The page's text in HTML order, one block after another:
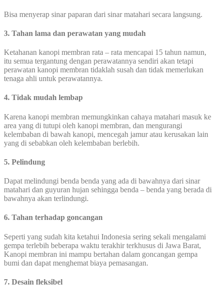
Bisa menyerap sinar paparan dari sinar matahari secara langsung.
3. Tahan lama dan perawatan yang mudah
Ketahanan kanopi membran rata – rata mencapai 15 tahun namun,
itu semua tergantung dengan perawatannya sendiri akan tetapi
perawatan kanopi membran tidaklah susah dan tidak memerlukan
tenaga ahli untuk perawatannya.
4. Tidak mudah lembap
Karena kanopi membran memungkinkan cahaya matahari masuk ke
area yang di tutupi oleh kanopi membran, dan mengurangi
kelembaban di bawah kanopi, mencegah jamur atau kerusakan lain
yang di sebabkan oleh kelembaban berlebih.
5. Pelindung
Dapat melindungi benda benda yang ada di bawahnya dari sinar
matahari dan guyuran hujan sehingga benda – benda yang berada di
bawahnya akan terlindungi.
6. Tahan terhadap goncangan
Seperti yang sudah kita ketahui Indonesia sering sekali mengalami
gempa terlebih beberapa waktu terakhir terkhusus di Jawa Barat,
Kanopi membran ini mampu bertahan dalam goncangan gempa
bumi dan dapat menghemat biaya pemasangan.
7. Desain fleksibel